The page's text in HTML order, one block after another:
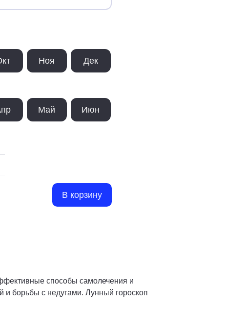
Ноя Дек
Май Июн
В корзину
способы самолечения и
и борьбы с недугами. Лунный гороскоп